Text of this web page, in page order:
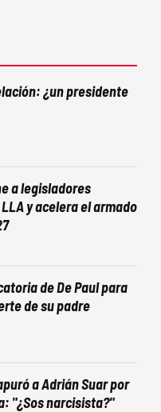
¿un presidente
a legisladores
y acelera el armado
de De Paul para
de su padre
a Adrián Suar por
"¿Sos narcisista?"